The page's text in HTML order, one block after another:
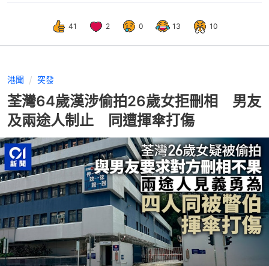
41 2 0 13 10
港聞 突發
荃灣64歲漢涉偷拍26歲女拒刪相 男友
及兩途人制止 同遭揮傘打傷